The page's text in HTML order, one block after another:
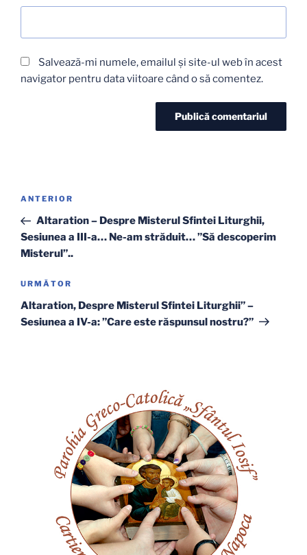
Salvează-mi numele, emailul și site-ul web în acest
navigator pentru data viitoare când o să comentez.
Navigare
articole
Articolul
anterior
ANTERIOR
Altaration – Despre Misterul Sfintei Liturghii,
Sesiunea a III-a… Ne-am străduit… ”Să descoperim
Misterul”..
Articolul
următor
URMĂTOR
Altaration, Despre Misterul Sfintei Liturghii” –
Sesiunea a IV-a: ”Care este răspunsul nostru?”